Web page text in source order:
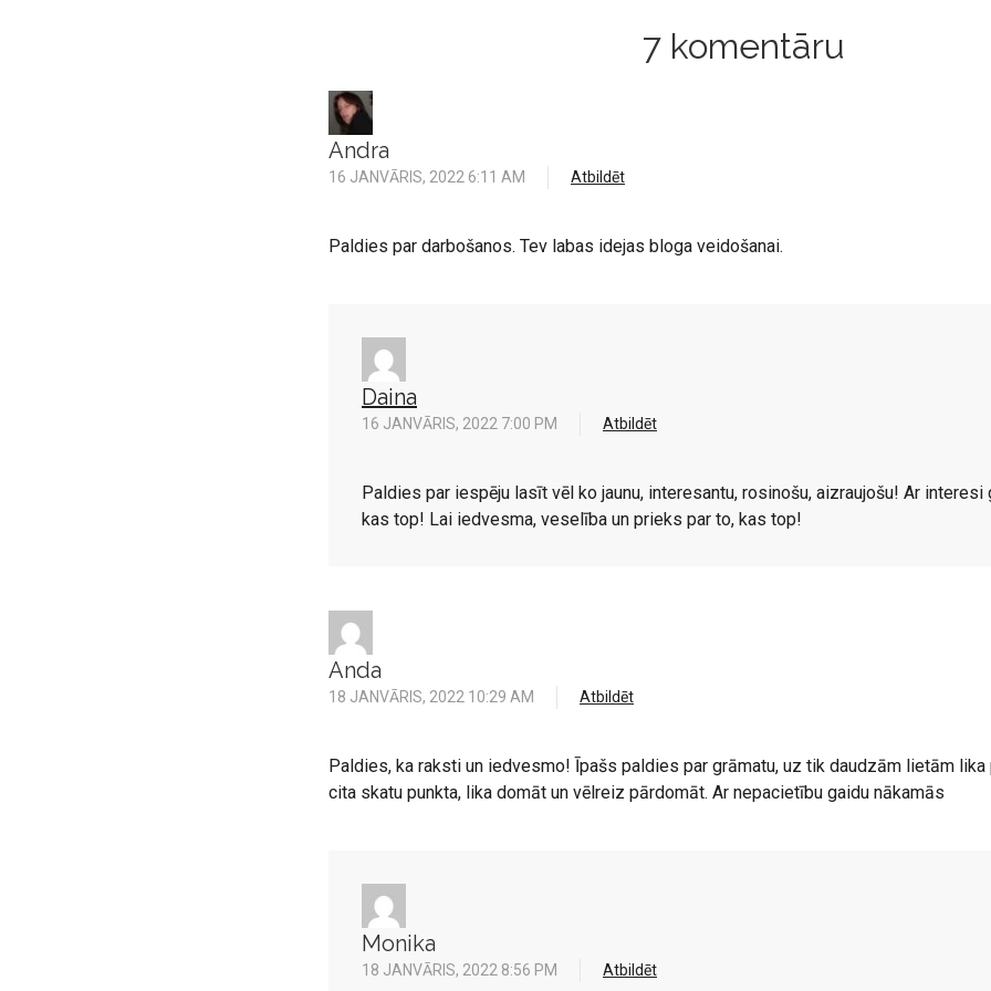
7 komentāru
Andra
16 JANVĀRIS, 2022 6:11 AM Atbildēt
Paldies par darbošanos. Tev labas idejas bloga veidošanai.
Daina
16 JANVĀRIS, 2022 7:00 PM Atbildēt
Paldies par iespēju lasīt vēl ko jaunu, interesantu, rosinošu, aizraujošu! Ar interesi
kas top! Lai iedvesma, veselība un prieks par to, kas top!
Anda
18 JANVĀRIS, 2022 10:29 AM Atbildēt
Paldies, ka raksti un iedvesmo! Īpašs paldies par grāmatu, uz tik daudzām lietām
cita skatu punkta, lika domāt un vēlreiz pārdomāt. Ar nepacietību gaidu nākamās
Monika
18 JANVĀRIS, 2022 8:56 PM Atbildēt